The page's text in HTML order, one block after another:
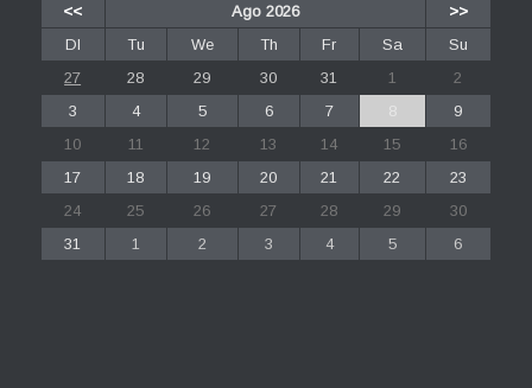
<< Ago 2026
>>
Dl
Tu We Th Fr Sa
Su
27
28 29 30 31 1
2
3
4 5 6 7 8
9
10
11 12 13 14 15
16
17
18 19 20 21 22
23
24
25 26 27 28 29
30
31
1 2 3 4 5 6